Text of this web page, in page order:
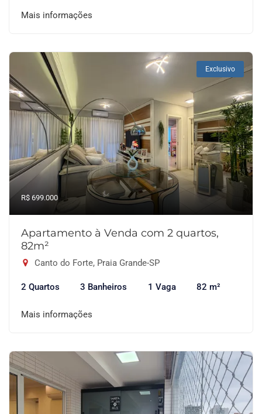
Mais informações
Exclusivo
R$ 699.000
Apartamento à Venda com 2 quartos,
82m²
Canto do Forte, Praia Grande-SP
2 Quartos 3 Banheiros 1 Vaga 82 m²
Mais informações